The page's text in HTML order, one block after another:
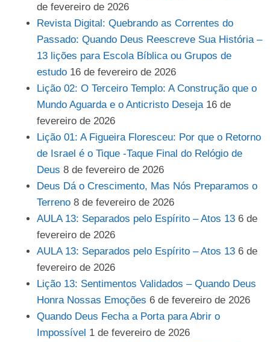
de fevereiro de 2026
Revista Digital: Quebrando as Correntes do
Passado: Quando Deus Reescreve Sua História –
13 lições para Escola Bíblica ou Grupos de
estudo 16 de fevereiro de 2026
Lição 02: O Terceiro Templo: A Construção que o
Mundo Aguarda e o Anticristo Deseja 16 de
fevereiro de 2026
Lição 01: A Figueira Floresceu: Por que o Retorno
de Israel é o Tique -Taque Final do Relógio de
Deus 8 de fevereiro de 2026
Deus Dá o Crescimento, Mas Nós Preparamos o
Terreno 8 de fevereiro de 2026
AULA 13: Separados pelo Espírito – Atos 13 6 de
fevereiro de 2026
AULA 13: Separados pelo Espírito – Atos 13 6 de
fevereiro de 2026
Lição 13: Sentimentos Validados – Quando Deus
Honra Nossas Emoções 6 de fevereiro de 2026
Quando Deus Fecha a Porta para Abrir o
Impossível 1 de fevereiro de 2026